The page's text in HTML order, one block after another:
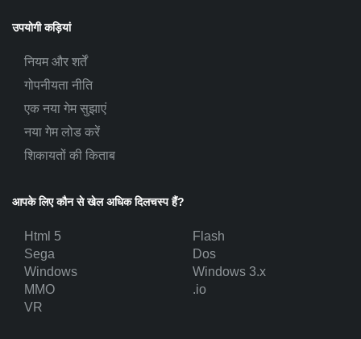
उपयोगी कड़ियां
नियम और शर्तें
गोपनीयता नीति
एक नया गेम सुझाएं
नया गेम लोड करें
शिकायतों की किताब
आपके लिए कौन से खेल अधिक दिलचस्प हैं?
Html 5
Flash
Sega
Dos
Windows
Windows 3.x
MMO
.io
VR